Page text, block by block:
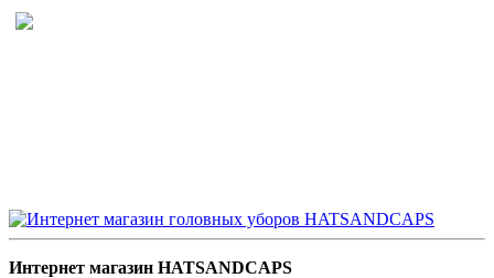
Интернет магазин HATSANDCAPS